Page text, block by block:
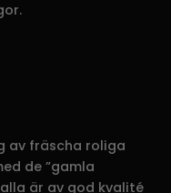
av fräscha roliga
de ”gamla
är av god kvalité